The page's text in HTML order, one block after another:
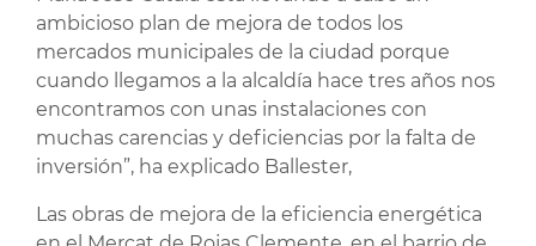
ambicioso plan de mejora de todos los
mercados municipales de la ciudad porque
cuando llegamos a la alcaldía hace tres años nos
encontramos con unas instalaciones con
muchas carencias y deficiencias por la falta de
inversión”, ha explicado Ballester,
Las obras de mejora de la eficiencia energética